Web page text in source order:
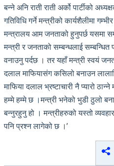
बन्ने अनि राती राती अर्को पार्टीको
गतिविधि गर्ने मन्त्रीको कार्यशैलीमा
मन्त्रालय आम जनताको हुनुपर्छ यसमा
मन्त्री र जनताको सम्बन्धलाई सम्बन्धित
वनाउनु पर्दछ । तर यहाँ मन्त्री स्वयं
दलाल माफियासंग कसिलो बनाउन
माफिया दलाल भ्रष्टाचारी नै प्यारो
हम्मे हम्मे छ ।मन्त्री भनेको भुडी ठुलो
बन्नुरहुनु हो । मन्त्रीहरुको यस्तो
पनि प्रश्न लागेको छ ।’